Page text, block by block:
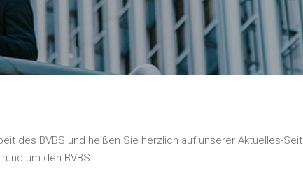
des BVBS und hei­ßen Sie herz­lich auf unse­rer Aktu­el­les-
um den BVBS.